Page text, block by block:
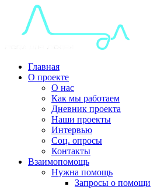
Главная
О проекте
О нас
Как мы работаем
Дневник проекта
Наши проекты
Интервью
Соц. опросы
Контакты
Взаимопомощь
Нужна помощь
Запросы о помощи